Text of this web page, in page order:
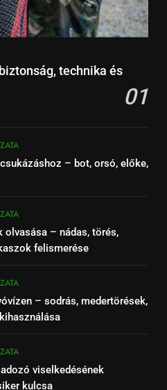
technika és
01
– bot, orsó, előke,
olvasása – nádas, törés,
felismerése
– sodrás, medertörések,
viselkedésének
kulcsa